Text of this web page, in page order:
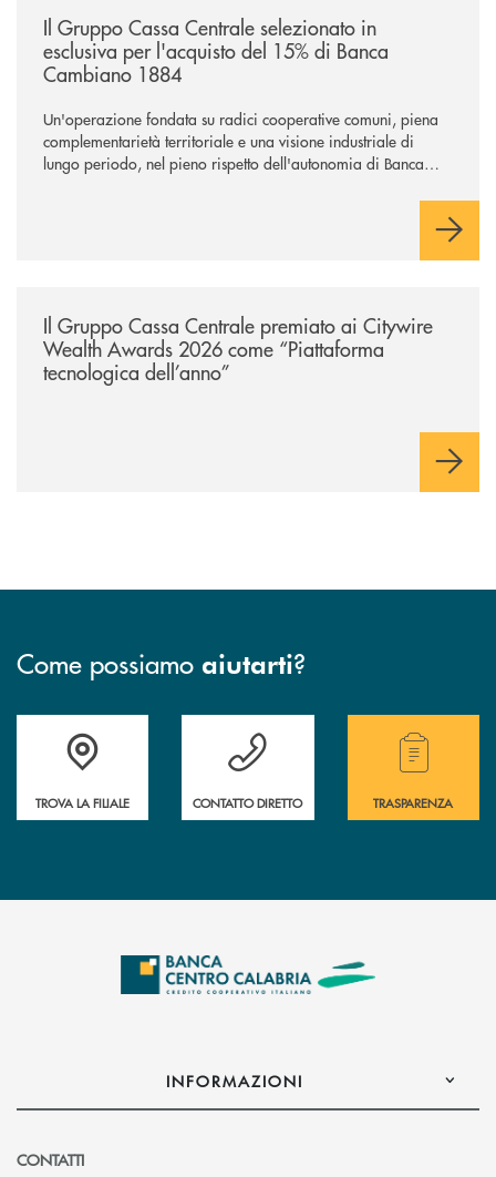
Il Gruppo Cassa Centrale selezionato in
esclusiva per l'acquisto del 15% di Banca
Cambiano 1884
Un'operazione fondata su radici cooperative comuni, piena
complementarietà territoriale e una visione industriale di
lungo periodo, nel pieno rispetto dell'autonomia di Banca
negoziazione esclusiva per la finalizzazione dell’operazione.
Il Gruppo Cassa Centrale premiato ai Citywire
Wealth Awards 2026 come “Piattaforma
tecnologica dell’anno”
Come possiamo aiutarti?
Accedi all' elenco completo delle filiali .
TROVA LA FILIALE
Hai bisogno di assistenza immediata ?
CONTATTO DIRETTO
Hai bisogno di
TRASPARENZA
INFORMAZIONI
CONTATTI